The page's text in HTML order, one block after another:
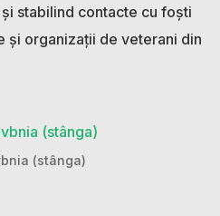
stabilind contacte cu foști
și organizații de veterani din
(stânga)